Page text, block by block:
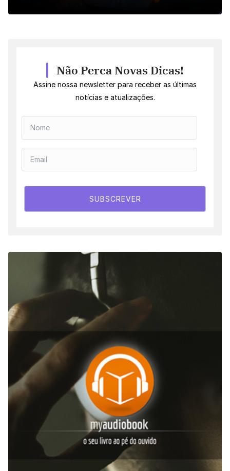
Não Perca Novas Dicas!
Assine nossa newsletter para receber as últimas
notícias e atualizações.
SUBSCREVER